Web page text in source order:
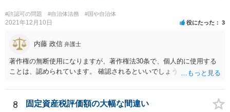
#許認可の問題 #自治体法務 #国や自治体
2021年12月10日 役にたった 3
内藤 政信 弁護士
著作権の無断使用になりますが、著作権法30条で、個人的に使用する
ことは、認められています。 確認されるといいでしょう。
8 固定資産税評価額の大幅な間違い